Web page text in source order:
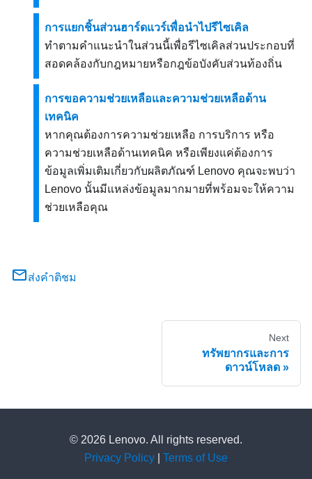
การแยกชิ้นส่วนฮาร์ดแวร์เพื่อนำไปรีไซเคิล
ทำตามคำแนะนำในส่วนนี้เพื่อรีไซเคิลส่วนประกอบที่
สอดคล้องกับกฎหมายหรือกฎข้อบังคับส่วนท้องถิ่น
การขอความช่วยเหลือและความช่วยเหลือด้าน
เทคนิค
หากคุณต้องการความช่วยเหลือ การบริการ หรือ
ความช่วยเหลือด้านเทคนิค หรือเพียงแค่ต้องการ
ข้อมูลเพิ่มเติมเกี่ยวกับผลิตภัณฑ์ Lenovo คุณจะพบว่า
Lenovo นั้นมีแหล่งข้อมูลมากมายที่พร้อมจะให้ความ
ช่วยเหลือคุณ
ส่งคำติชม
Next
ทรัพยากรและการ
ดาวน์โหลด
© 2026 Lenovo. All rights reserved.
Privacy Policy
Terms of Use